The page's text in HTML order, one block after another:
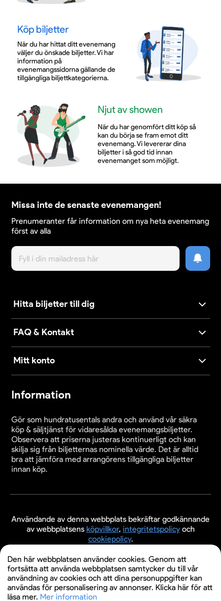
Köp biljetter
När du har hittat ditt evenemang
väljer du önskade biljetter. Vi har
information på
evenemangssidorna gällande de
tillgängliga biljettkategorierna.
Njut av showen
När du har genomfört ditt köp så
kan du börja se fram emot ditt
evenemang. Vi levererar dina
biljetter i så god tid innan
evenemanget som möjligt.
Missa inte de senaste evenemangen!
Prenumeranter får information om nya heta evenemang
först av alla
Hitta biljetter till dig
FAQ & Kontakt
Mitt konto
Information
Gör som hundratusentals andra och använd vår säkra
köp & säljtjänst för vidaresålda evenemangsbiljetter.
Observera att priserna justeras kontinuerligt och kan
skilja sig från biljetternas nominella värde. Det är alltid
bra att jämföra med arrangörens tillgängliga biljetter
innan köp.
Användande av denna webbplats bekräftar godkännande
av webbplatsens köpvillkor, integritetspolicyoch
cookiepolicy.
© 2026 Evenemangsbiljetter.se
Den här webbplatsen använder cookies. Genom att
fortsätta att använda webbplatsen samtycker du till vår
användning av cookies och att dina personuppgifter kan
användas för personalisering av annonser. Klicka här för att
läsa mer. Mer information